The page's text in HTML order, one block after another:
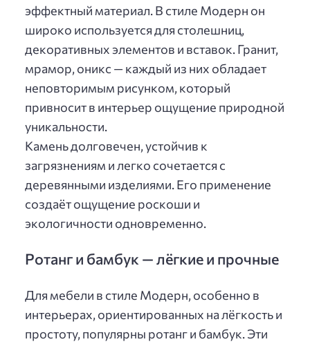
эффектный материал. В стиле Модерн он
широко используется для столешниц,
декоративных элементов и вставок. Гранит,
мрамор, оникс — каждый из них обладает
неповторимым рисунком, который
привносит в интерьер ощущение природной
уникальности.
Камень долговечен, устойчив к
загрязнениям и легко сочетается с
деревянными изделиями. Его применение
создаёт ощущение роскоши и
экологичности одновременно.
Ротанг и бамбук — лёгкие и прочные
Для мебели в стиле Модерн, особенно в
интерьерах, ориентированных на лёгкость и
простоту, популярны ротанг и бамбук. Эти